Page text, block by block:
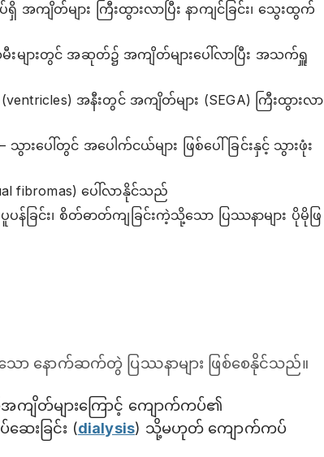
အကျိတ်များ ကြီးထွားလာပြီး နာကျင်ခြင်း၊ သွေးထွက်
းများတွင် အဆုတ်၌ အကျိတ်များပေါ်လာပြီး အသက်ရှူ
အနီးတွင် အကျိတ်များ (SEGA) ကြီးထွားလာ
သွားပေါ်တွင် အပေါက်ငယ်များ ဖြစ်ပေါ်ခြင်းနှင့် သွားဖုံး
fibromas) ပေါ်လာနိုင်သည်
ပန်ခြင်း၊ စိတ်ဓာတ်ကျခြင်းကဲ့သို့သော ပြဿနာများ ပိုမိုဖြ
ော နောက်ဆက်တွဲ ပြဿနာများ ဖြစ်စေနိုင်သည်။
ကျိတ်များကြောင့် ကျောက်ကပ်၏
ေးခြင်း (dialysis) သို့မဟုတ် ကျောက်ကပ်